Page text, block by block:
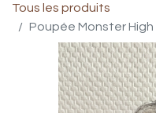
Tous les produits
Poupée Monster